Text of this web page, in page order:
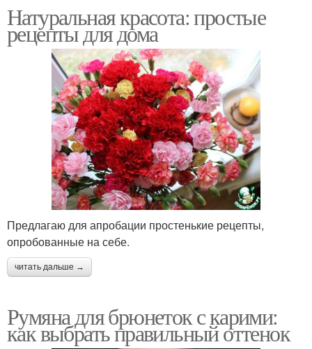
Натуральная красота: простые
рецепты для дома
Предлагаю для апробации простенькие рецепты,
опробованные на себе.
читать дальше →
Румяна для брюнеток с карими:
как выбрать правильный оттенок